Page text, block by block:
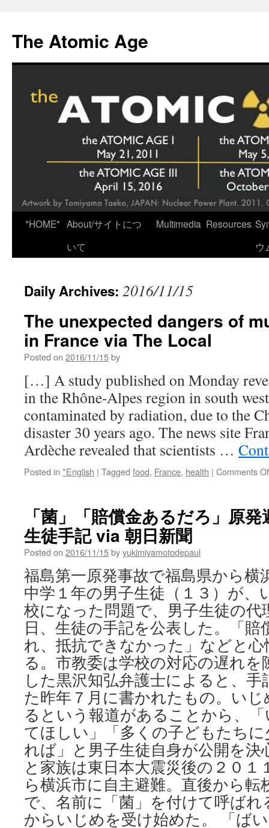
content
The Atomic Age
*HOME* About/サイトにつ
いて
Multimedia Resources
ウ
Daily Archives: 2016/11/15
The unexpected dangers of
in France via The Local
Posted on 2016/11/15by
[…] A study published on Monday
in the Rhône-Alpes region in south
contaminated by radiation, due to the
disaster 30 years ago. The news site
Ardèche revealed that scientists …
Posted in *English | Tagged food, France, health | Comments
「菌」「賠償金あるだろ」原
生徒手記 via 朝日新聞
Posted on 2016/11/15byyukimiyamotodepaul
福島第一原発事故で福島県から横
中学１年の男子生徒（１３）が、
校になった問題で、男子生徒の代
日、生徒の手記を公表した。「
れ、抵抗できなかった」などと
る。市教委は学校の対応の遅れを
した黒沢知弘弁護士によると、
た昨年７月に書かれたもの。い
るという報道があることから、
てほしい」「多くの子どもたち
れば」と男子生徒自身が公開を決
と家族は東日本大震災後の２０１
ら横浜市に自主避難。直後から転
で、名前に「菌」を付けて呼ば
からいじめを受け始めた。 「ば